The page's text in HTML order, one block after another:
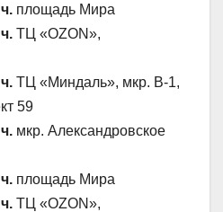
площадь Мира
ТЦ «OZON»,
ТЦ «Миндаль», мкр. В-1,
59
мкр. Александровское
площадь Мира
ТЦ «OZON»,